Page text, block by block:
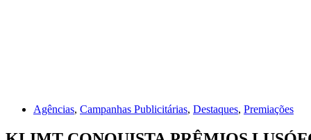
Agências, Campanhas Publicitárias, Destaques, Premiações